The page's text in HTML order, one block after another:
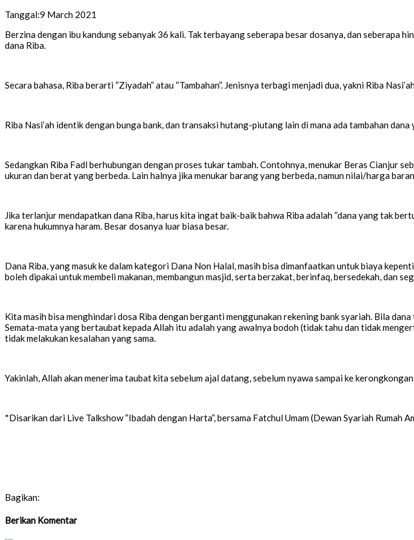
Tanggal:9 March 2021
Berzina dengan ibu kandung sebanyak 36 kali. Tak terbayang seberapa besar dosanya, dan
dana Riba.
Secara bahasa, Riba berarti “Ziyadah” atau “Tambahan”. Jenisnya terbagi menjadi dua, yakni Riba
Riba Nasi’ah identik dengan bunga bank, dan transaksi hutang-piutang lain di mana ada tambahan
Sedangkan Riba Fadl berhubungan dengan proses tukar tambah. Contohnya, menukar Beras Cianjur
ukuran dan berat yang berbeda. Lain halnya jika menukar barang yang berbeda, namun nilai/harga
Jika terlanjur mendapatkan dana Riba, harus kita ingat baik-baik bahwa Riba adalah “dana yang tak
karena hukumnya haram. Besar dosanya luar biasa besar.
Dana Riba, yang masuk ke dalam kategori Dana Non Halal, masih bisa dimanfaatkan untuk biaya
boleh dipakai untuk membeli makanan, membangun masjid, serta berzakat, berinfaq, bersedekah, dan
Kita masih bisa menghindari dosa Riba dengan berganti menggunakan rekening bank syariah. Bila
Semata-mata yang bertaubat kepada Allah itu adalah yang awalnya bodoh (tidak tahu dan tidak
tidak melakukan kesalahan yang sama.
Yakinlah, Allah akan menerima taubat kita sebelum ajal datang, sebelum nyawa sampai ke
*Disarikan dari Live Talkshow “Ibadah dengan Harta”, bersama Fatchul Umam (Dewan Syariah Rumah
Bagikan:
Berikan Komentar